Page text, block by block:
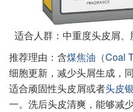
适合人群：中重度头皮屑
推荐理由：含煤焦油（Coal
细胞更新，减少头屑生成，
适合顽固性头皮屑或者头皮
一。洗后头皮清爽，能够减